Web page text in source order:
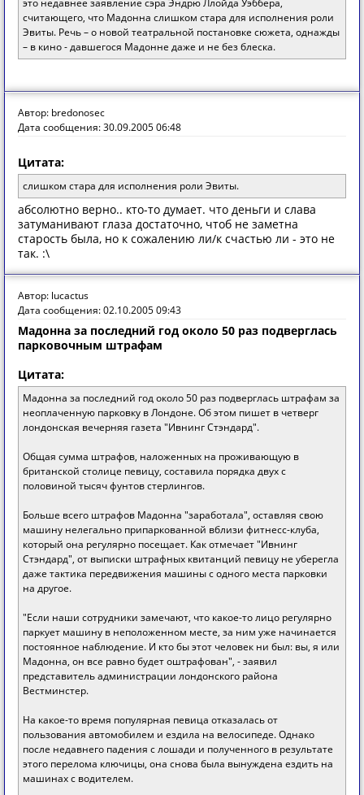
это недавнее заявление сэра Эндрю Ллойда Уэббера,
считающего, что Мадонна слишком стара для исполнения роли
Эвиты. Речь – о новой театральной постановке сюжета, однажды
– в кино - давшегося Мадонне даже и не без блеска.
Автор: bredonosec
Дата сообщения: 30.09.2005 06:48
Цитата:
слишком стара для исполнения роли Эвиты.
абсолютно верно.. кто-то думает. что деньги и слава
затуманивают глаза достаточно, чтоб не заметна
старость была, но к сожалению ли/к счастью ли - это не
так. :\
Автор: lucactus
Дата сообщения: 02.10.2005 09:43
Мадонна за последний год около 50 раз подверглась
парковочным штрафам
Цитата:
Мадонна за последний год около 50 раз подверглась штрафам за
неоплаченную парковку в Лондоне. Об этом пишет в четверг
лондонская вечерняя газета "Ивнинг Стэндард".
Общая сумма штрафов, наложенных на проживающую в
британской столице певицу, составила порядка двух с
половиной тысяч фунтов стерлингов.
Больше всего штрафов Мадонна "заработала", оставляя свою
машину нелегально припаркованной вблизи фитнесс-клуба,
который она регулярно посещает. Как отмечает "Ивнинг
Стэндард", от выписки штрафных квитанций певицу не уберегла
даже тактика передвижения машины с одного места парковки
на другое.
"Если наши сотрудники замечают, что какое-то лицо регулярно
паркует машину в неположенном месте, за ним уже начинается
постоянное наблюдение. И кто бы этот человек ни был: вы, я или
Мадонна, он все равно будет оштрафован", - заявил
представитель администрации лондонского района
Вестминстер.
На какое-то время популярная певица отказалась от
пользования автомобилем и ездила на велосипеде. Однако
после недавнего падения с лошади и полученного в результате
этого перелома ключицы, она снова была вынуждена ездить на
машинах с водителем.